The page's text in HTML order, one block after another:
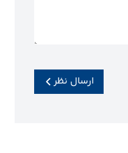
ارسال نظر